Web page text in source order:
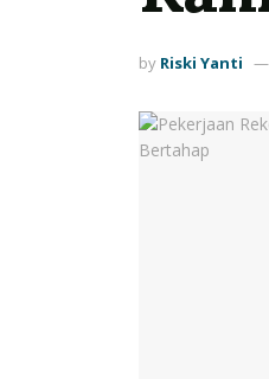
by Riski Yanti